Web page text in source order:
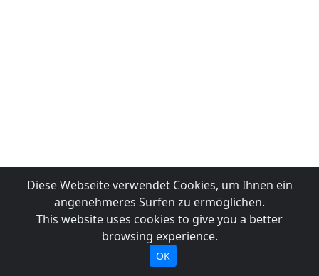
Diese Webseite verwendet Cookies, um Ihnen ein
angenehmeres Surfen zu ermöglichen.
This website uses cookies to give you a better
browsing experience.
OK